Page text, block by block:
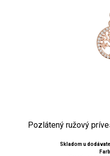
Pozlátený ružový
Skladom u